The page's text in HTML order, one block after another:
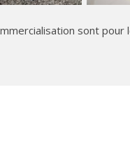
sont pour